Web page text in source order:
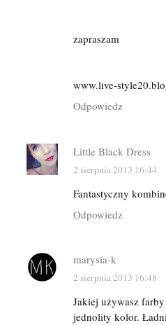
zapraszam
www.live-
Odpowiedz
Little Black Dress
2 sierpnia 2013 16:44
Fantastyczny
Odpowiedz
marysia-k
2 sierpnia 2013 16:48
Jakiej używasz
jednolity kolor.